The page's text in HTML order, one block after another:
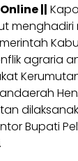
||
agraria
Bupati